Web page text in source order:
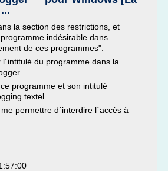
la section des restrictions, et
indésirable dans
de ces programmes".
du programme dans la
programme et son intitulé
textel.
permettre d´interdire l´accès à